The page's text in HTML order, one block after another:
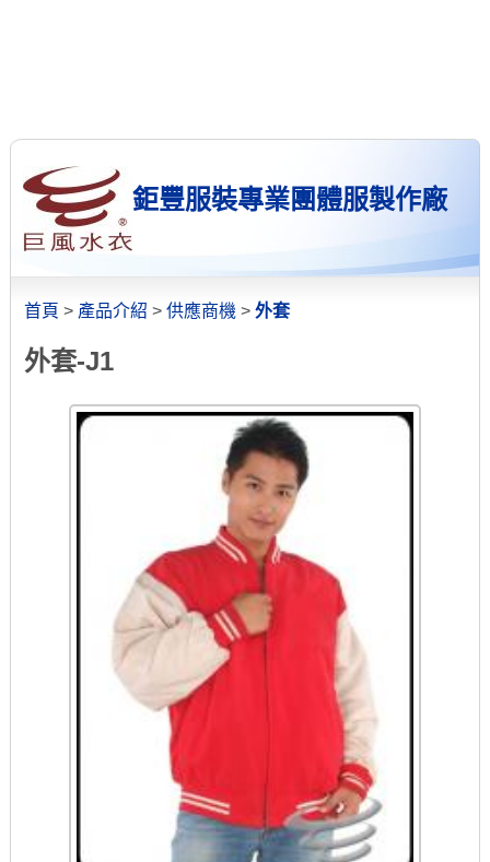
鉅豐服裝專業團體服製作廠
首頁 > 產品介紹 > 供應商機 > 外套
外套-J1